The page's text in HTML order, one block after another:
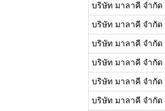
บริษัท มาลาคี จำกัด
บริษัท มาลาคี จำกัด
บริษัท มาลาคี จำกัด
บริษัท มาลาคี จำกัด
บริษัท มาลาคี จำกัด
บริษัท มาลาคี จำกัด